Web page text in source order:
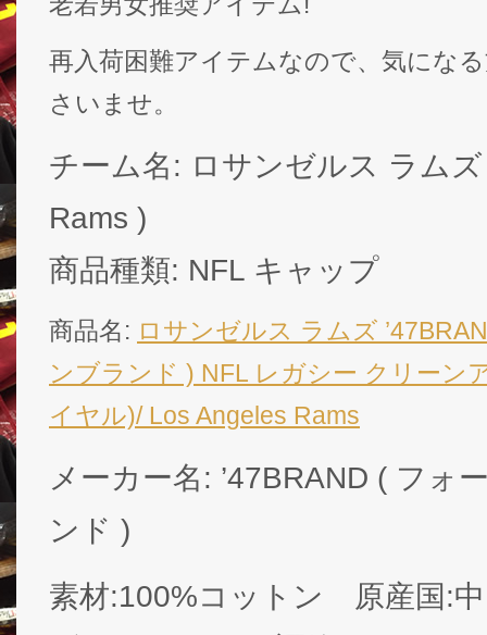
再入荷困難アイテムなので、気にな
さいませ。
チーム名: ロサンゼルス ラム
Rams )
商品種類: NFL キャップ
商品名: ロサンゼルス ラムズ
ンブランド ) NFL レガシー クリーン
イヤル)/ Los Angeles Rams
メーカー名: ’47BRAND ( フォ
ンド )
素材:100%コットン 原産国: